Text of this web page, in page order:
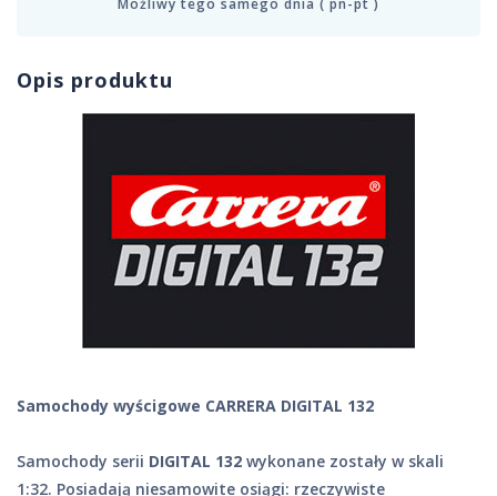
Możliwy tego samego dnia ( pn-pt )
Opis produktu
Samochody wyścigowe CARRERA DIGITAL 132
Samochody serii DIGITAL 132 wykonane zostały w skali
1:32. Posiadają niesamowite osiągi: rzeczywiste